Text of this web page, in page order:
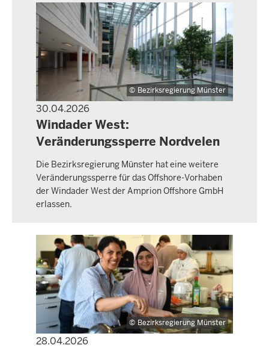
Bezirksregierung Münster
30.04.2026
PRESSEMITTEILUNG
Windader West:
Veränderungssperre Nordvelen
Die Bezirksregierung Münster hat eine weitere
Veränderungssperre für das Offshore-Vorhaben
der Windader West der Amprion Offshore GmbH
erlassen.
Bezirksregierung Münster
28.04.2026